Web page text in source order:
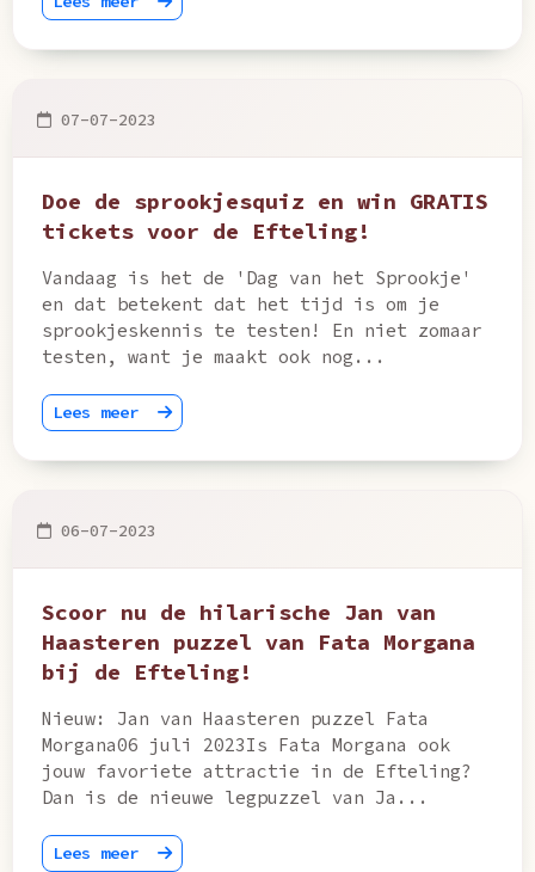
07-07-2023
Doe de sprookjesquiz en win GRATIS
tickets voor de Efteling!
Vandaag is het de 'Dag van het Sprookje'
en dat betekent dat het tijd is om je
sprookjeskennis te testen! En niet zomaar
testen, want je maakt ook nog...
Lees meer
06-07-2023
Scoor nu de hilarische Jan van
Haasteren puzzel van Fata Morgana
bij de Efteling!
Nieuw: Jan van Haasteren puzzel Fata
Morgana06 juli 2023Is Fata Morgana ook
jouw favoriete attractie in de Efteling?
Dan is de nieuwe legpuzzel van Ja...
Lees meer